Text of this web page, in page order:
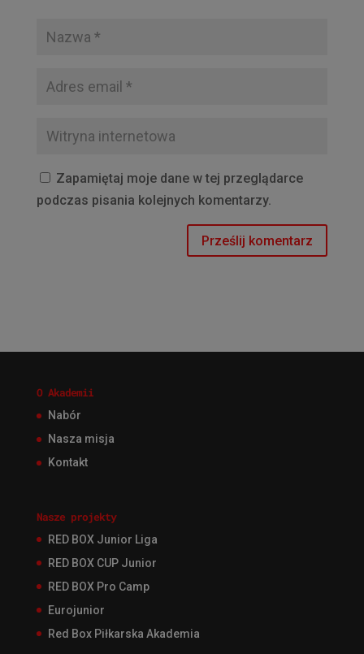
Zapamiętaj moje dane w tej przeglądarce
podczas pisania kolejnych komentarzy.
O Akademii
Nabór
Nasza misja
Kontakt
Nasze projekty
RED BOX Junior Liga
RED BOX CUP Junior
RED BOX Pro Camp
Eurojunior
Red Box Piłkarska Akademia